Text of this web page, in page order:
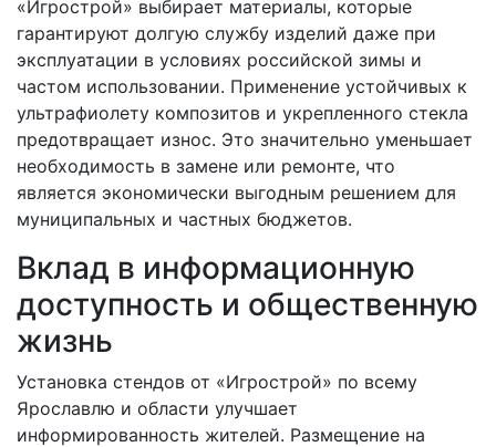
«Игрострой» выбирает материалы, которые
гарантируют долгую службу изделий даже при
эксплуатации в условиях российской зимы и
частом использовании. Применение устойчивых к
ультрафиолету композитов и укрепленного стекла
предотвращает износ. Это значительно уменьшает
необходимость в замене или ремонте, что
является экономически выгодным решением для
муниципальных и частных бюджетов.
Вклад в информационную
доступность и общественную
жизнь
Установка стендов от «Игрострой» по всему
Ярославлю и области улучшает
информированность жителей. Размещение на